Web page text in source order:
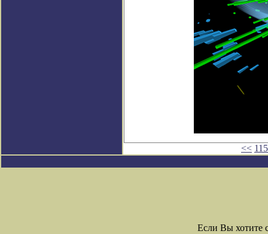
<<
Если Вы хотите